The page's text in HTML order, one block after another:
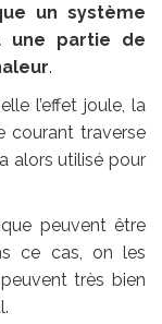
un système
une partie de
.
l’effet joule, la
courant traverse
alors utilisé pour
peuvent être
ce cas, on les
très bien